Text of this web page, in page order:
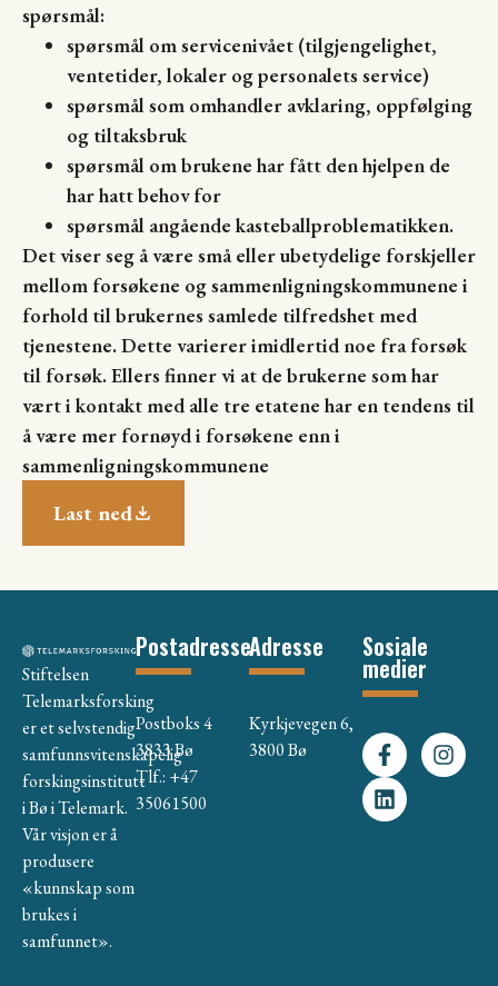
spørsmål:
spørsmål om servicenivået (tilgjengelighet,
ventetider, lokaler og personalets service)
spørsmål som omhandler avklaring, oppfølging
og tiltaksbruk
spørsmål om brukene har fått den hjelpen de
har hatt behov for
spørsmål angående kasteballproblematikken.
Det viser seg å være små eller ubetydelige forskjeller
mellom forsøkene og sammenligningskommunene i
forhold til brukernes samlede tilfredshet med
tjenestene. Dette varierer imidlertid noe fra forsøk
til forsøk. Ellers finner vi at de brukerne som har
vært i kontakt med alle tre etatene har en tendens til
å være mer fornøyd i forsøkene enn i
sammenligningskommunene
Last ned
Stiftelsen
Telemarksforsking
er et selvstendig
samfunnsvitenskapelig
forskingsinstitutt
i Bø i Telemark.
Vår visjon er å
produsere
«kunnskap som
brukes i
samfunnet».
Postadresse
Postboks 4
3833 Bø
Tlf.: +47
35061500
Adresse
Kyrkjevegen 6,
3800 Bø
Sosiale
medier